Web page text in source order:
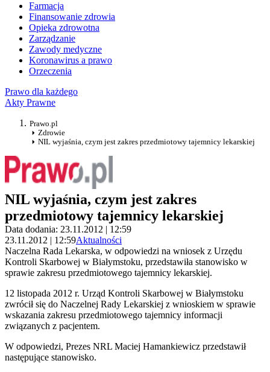
Farmacja
Finansowanie zdrowia
Opieka zdrowotna
Zarządzanie
Zawody medyczne
Koronawirus a prawo
Orzeczenia
Prawo dla każdego
Akty Prawne
Prawo.pl
Zdrowie
NIL wyjaśnia, czym jest zakres przedmiotowy tajemnicy lekarskiej
NIL wyjaśnia, czym jest zakres
przedmiotowy tajemnicy lekarskiej
Data dodania: 23.11.2012 | 12:59
23.11.2012 | 12:59Aktualności
Naczelna Rada Lekarska, w odpowiedzi na wniosek z Urzędu
Kontroli Skarbowej w Białymstoku, przedstawiła stanowisko w
sprawie zakresu przedmiotowego tajemnicy lekarskiej.
12 listopada 2012 r. Urząd Kontroli Skarbowej w Białymstoku
zwrócił się do Naczelnej Rady Lekarskiej z wnioskiem w sprawie
wskazania zakresu przedmiotowego tajemnicy informacji
związanych z pacjentem.
W odpowiedzi, Prezes NRL Maciej Hamankiewicz przedstawił
następujące stanowisko.